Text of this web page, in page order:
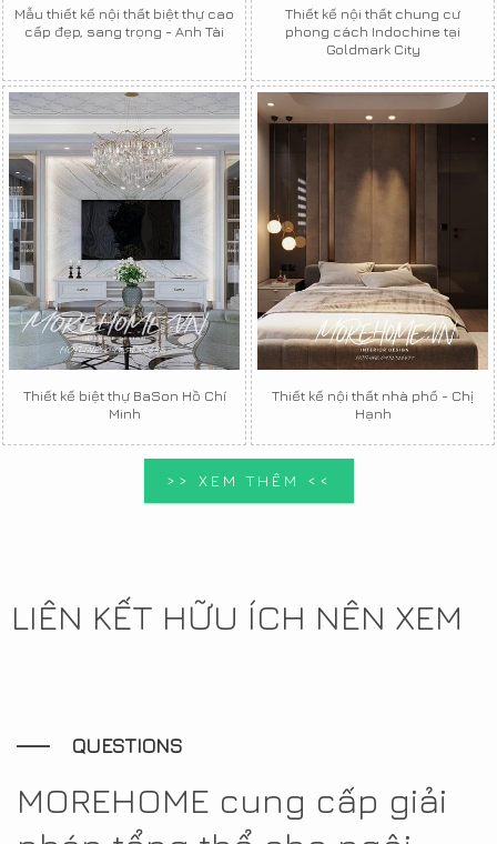
Mẫu thiết kế nội thất biệt thự cao
cấp đẹp, sang trọng - Anh Tài
Thiết kế nội thất chung cư
phong cách Indochine tại
Goldmark City
Thiết kế biệt thự BaSon Hồ Chí
Minh
Thiết kế nội thất nhà phố - Chị
Hạnh
>> XEM THÊM <<
LIÊN KẾT HỮU ÍCH NÊN XEM
QUESTIONS
MOREHOME cung cấp giải